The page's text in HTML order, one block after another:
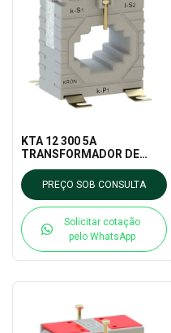
KTA 12 300 5A
TRANSFORMADOR DE
CORRENTE KRON
MEDIDORES
PREÇO SOB CONSULTA
Solicitar cotação
pelo WhatsApp